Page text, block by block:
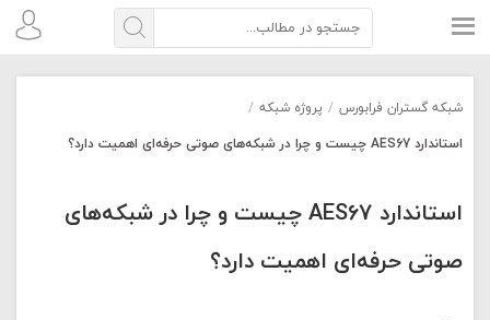
شبکه گستران فرابورس / پروژه شبکه /
استاندارد AES67 چیست و چرا در شبکه‌های صوتی حرفه‌ای اهمیت دارد؟
استاندارد AES67 چیست و چرا در شبکه‌های
صوتی حرفه‌ای اهمیت دارد؟